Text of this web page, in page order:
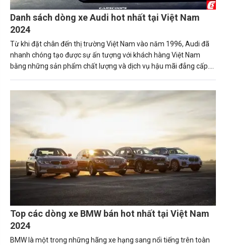
Danh sách dòng xe Audi hot nhất tại Việt Nam
2024
Từ khi đặt chân đến thị trường Việt Nam vào năm 1996, Audi đã
nhanh chóng tạo được sự ấn tượng với khách hàng Việt Nam
bằng những sản phẩm chất lượng và dịch vụ hậu mãi đẳng cấp.
thịnh hành ở Việt Nam nhé!
Top các dòng xe BMW bán hot nhất tại Việt Nam
2024
BMW là một trong những hãng xe hạng sang nổi tiếng trên toàn